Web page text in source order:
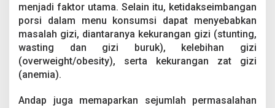
menjadi faktor utama. Selain itu, ketidakseimbangan
porsi dalam menu konsumsi dapat menyebabkan
masalah gizi, diantaranya kekurangan gizi (stunting,
wasting dan gizi buruk), kelebihan gizi
(overweight/obesity), serta kekurangan zat gizi
(anemia).
Andap juga memaparkan sejumlah permasalahan